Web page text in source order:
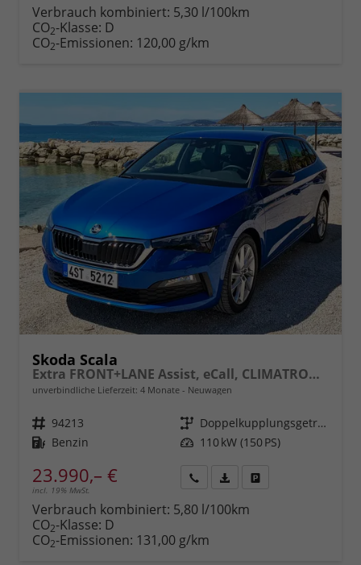
anfordern
Datei,
Verbrauch kombiniert: 5,30 l/100km
CO2-Klasse: D
CO2-Emissionen: 120,00 g/km
Skoda Scala
Extra FRONT+LANE Assist, eCall, CLIMATRONIC, Berganfahrassistent, FULL LED, Einparkhilfe, KESSY, Sitzhzg., Tempomat + Speedlimiter, ISOFIX, SmartLink, 16" ALU, uvm.
unverbindliche Lieferzeit: 4 Monate Neuwagen
Fahrzeugnr. 94213 Getriebe
Doppelkupplungsgetriebe (DSG)
Kraftstoff Benzin Leistung 110 kW (150 PS)
23.990,– €
incl. 19% MwSt.
anfordern
Datei,
Verbrauch kombiniert: 5,80 l/100km
CO2-Klasse: D
CO2-Emissionen: 131,00 g/km